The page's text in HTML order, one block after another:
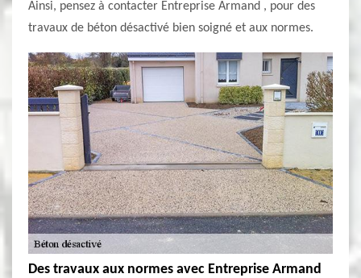
Ainsi, pensez à contacter Entreprise Armand , pour des
travaux de béton désactivé bien soigné et aux normes.
Des travaux aux normes avec Entreprise Armand